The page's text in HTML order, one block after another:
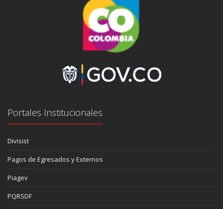
Portales Institucionales
Divisist
Pagos de Egresados y Externos
Piagev
PQRSDF